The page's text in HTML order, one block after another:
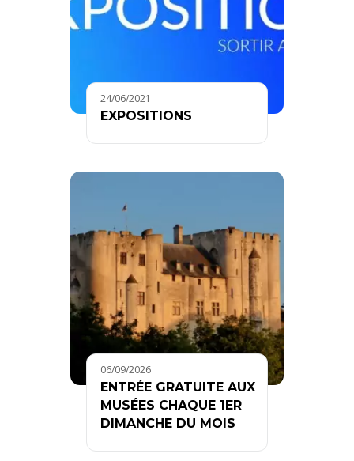
24/06/2021
EXPOSITIONS
06/09/2026
ENTRÉE GRATUITE AUX
MUSÉES CHAQUE 1ER
DIMANCHE DU MOIS